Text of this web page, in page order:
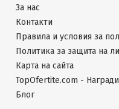
За нас
Контакти
Правила и условия за
Политика за защита на
Карта на сайта
TopOfertite.com - Награди
Блог